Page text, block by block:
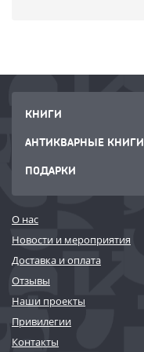
КНИГИ
АНТИКВАРНЫЕ КНИГИ
ПОДАРКИ
О нас
Новости и мероприятия
Доставка и оплата
Отзывы
Наши проекты
Привилегии
Контакты